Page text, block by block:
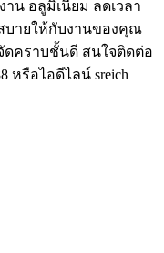
าน อลูมิเนียม ลดเวลา
บายให้กับงานของคุณ
ดคราบชั้นดี สนใจติดต่อ
หรือไอดีไลน์ sreich